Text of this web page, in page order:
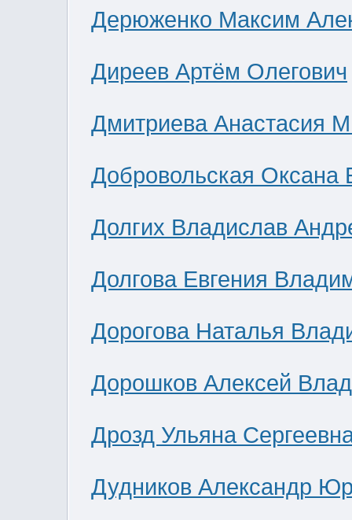
Дерюженко Максим
Диреев Артём Олегович
Дмитриева Анастасия
Добровольская Оксана
Долгих Владислав
Долгова Евгения
Дорогова Наталья
Дорошков Алексей
Дрозд Ульяна
Дудников Александр